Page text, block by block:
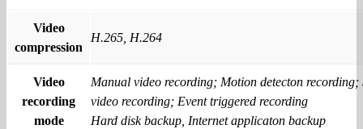
Video
compression
H.265, H.264
Video
recording
mode
Manual video recording; Motion detecton recording;
video recording; Event triggered recording
Hard disk backup, Internet applicaton backup